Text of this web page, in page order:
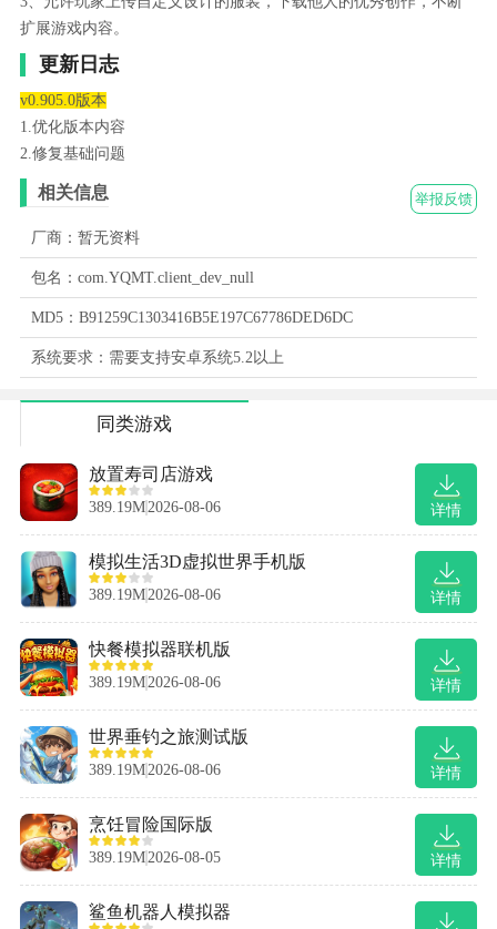
扩展游戏内容。
更新日志
v0.905.0版本
1.优化版本内容
2.修复基础问题
举报反馈
相关信息
厂商：暂无资料
包名：com.YQMT.client_dev_null
MD5：B91259C1303416B5E197C67786DED6DC
系统要求：需要支持安卓系统5.2以上
同类游戏
详情
放置寿司店游戏
389.19M2026-08-06
详情
模拟生活3D虚拟世界手机版
389.19M2026-08-06
详情
快餐模拟器联机版
389.19M2026-08-06
详情
世界垂钓之旅测试版
389.19M2026-08-06
详情
烹饪冒险国际版
389.19M2026-08-05
鲨鱼机器人模拟器